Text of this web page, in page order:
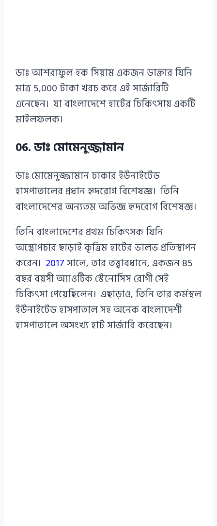
ডাঃ আশরাফুল হক সিয়াম একজন ডাক্তার যিনি
মাত্র 5,000 টাকা খরচ করে এই সার্জারিটি
এনেছেন। যা বাংলাদেশে হার্টের চিকিৎসায় একটি
মাইলফলক।
06. ডাঃ মোমেনুজ্জামান
ডাঃ মোমেনুজ্জামান ঢাকার ইউনাইটেড
হাসপাতালের প্রধান হৃদরোগ বিশেষজ্ঞ। তিনি
বাংলাদেশের অন্যতম অভিজ্ঞ হৃদরোগ বিশেষজ্ঞ।
তিনি বাংলাদেশের প্রথম চিকিৎসক যিনি
অস্ত্রোপচার ছাড়াই কৃত্রিম হার্টের ভালভ প্রতিস্থাপন
করেন। 2017সালে, তার তত্ত্বাবধানে, একজন 85
বছর বয়সী অ্যাওর্টিক স্টেনোসিস রোগী সেই
চিকিৎসা পেয়েছিলেন। এছাড়াও, তিনি তার কর্মস্থল
ইউনাইটেড হাসপাতাল সহ অনেক বাংলাদেশী
হাসপাতালে অসংখ্য হার্ট সার্জারি করেছেন।